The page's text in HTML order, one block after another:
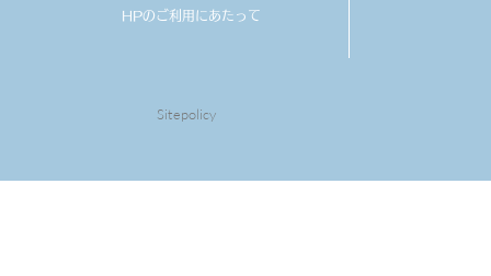
HPのご利用にあたって
Sitepolicy